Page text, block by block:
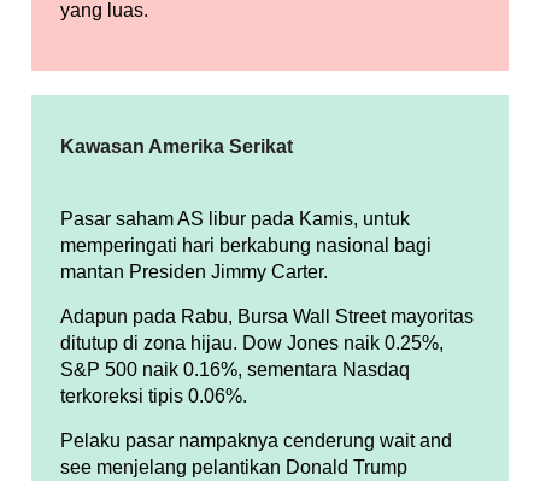
yang luas.
Kawasan Amerika Serikat
Pasar saham AS libur pada Kamis, untuk
memperingati hari berkabung nasional bagi
mantan Presiden Jimmy Carter.
Adapun pada Rabu, Bursa Wall Street mayoritas
ditutup di zona hijau. Dow Jones naik 0.25%,
S&P 500 naik 0.16%, sementara Nasdaq
terkoreksi tipis 0.06%.
Pelaku pasar nampaknya cenderung wait and
see menjelang pelantikan Donald Trump